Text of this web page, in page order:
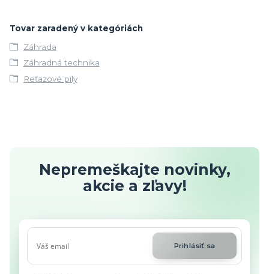
Tovar zaradený v kategóriách
Záhrada
Záhradná technika
Reťazové píly
Nepremeškajte novinky,
akcie a zľavy!
Prihlásiť sa